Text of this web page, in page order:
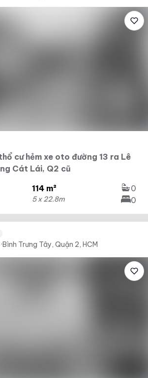
cư hẻm xe oto đường 13 ra Lê
Cát Lái, Q2 cũ
114 m²
5 x 22.8m
0
0
·Bình Trưng Tây, Quận 2, HCM